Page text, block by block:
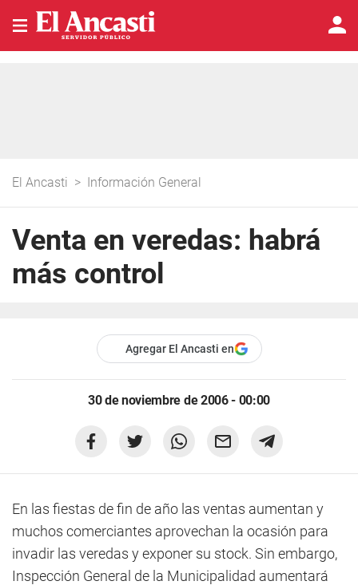
El Ancasti > Información General
Venta en veredas: habrá
más control
Agregar El Ancasti en
30 de noviembre de 2006 - 00:00
En las fiestas de fin de año las ventas aumentan y
muchos comerciantes aprovechan la ocasión para
invadir las veredas y exponer su stock. Sin embargo,
Inspección General de la Municipalidad aumentará